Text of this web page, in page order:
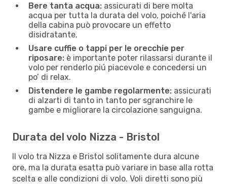
Bere tanta acqua: assicurati di bere molta
acqua per tutta la durata del volo, poiché l'aria
della cabina può provocare un effetto
disidratante.
Usare cuffie o tappi per le orecchie per
riposare: è importante poter rilassarsi durante il
volo per renderlo piú piacevole e concedersi un
po’ di relax.
Distendere le gambe regolarmente: assicurati
di alzarti di tanto in tanto per sgranchire le
gambe e migliorare la circolazione sanguigna.
Durata del volo Nizza - Bristol
Il volo tra Nizza e Bristol solitamente dura alcune
ore, ma la durata esatta può variare in base alla rotta
scelta e alle condizioni di volo. Voli diretti sono più